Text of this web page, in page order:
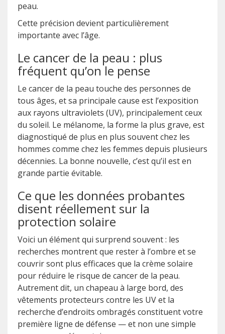
peau.
Cette précision devient particulièrement
importante avec l’âge.
Le cancer de la peau : plus
fréquent qu’on le pense
Le cancer de la peau touche des personnes de
tous âges, et sa principale cause est l’exposition
aux rayons ultraviolets (UV), principalement ceux
du soleil. Le mélanome, la forme la plus grave, est
diagnostiqué de plus en plus souvent chez les
hommes comme chez les femmes depuis plusieurs
décennies. La bonne nouvelle, c’est qu’il est en
grande partie évitable.
Ce que les données probantes
disent réellement sur la
protection solaire
Voici un élément qui surprend souvent : les
recherches montrent que rester à l’ombre et se
couvrir sont plus efficaces que la crème solaire
pour réduire le risque de cancer de la peau.
Autrement dit, un chapeau à large bord, des
vêtements protecteurs contre les UV et la
recherche d’endroits ombragés constituent votre
première ligne de défense — et non une simple